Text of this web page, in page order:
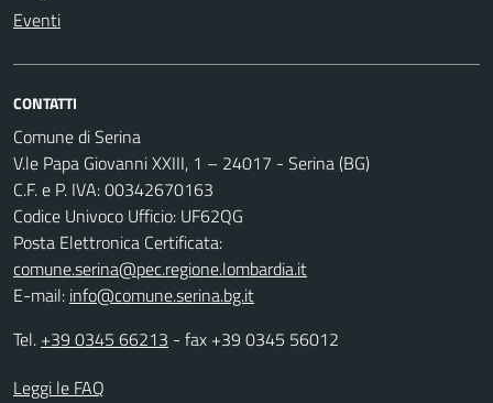
Eventi
CONTATTI
Comune di Serina
V.le Papa Giovanni XXIII, 1 – 24017 - Serina (BG)
C.F. e P. IVA: 00342670163
Codice Univoco Ufficio: UF62QG
Posta Elettronica Certificata:
comune.serina@pec.regione.lombardia.it
E-mail: info@comune.serina.bg.it
Tel. +39 0345 66213 - fax +39 0345 56012
Leggi le FAQ